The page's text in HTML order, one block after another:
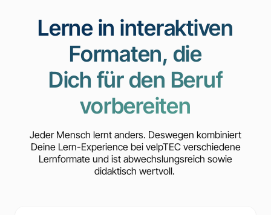
Lerne in interaktiven
Formaten, die
Dich für den Beruf
vorbereiten
Jeder Mensch lernt anders. Deswegen kombiniert
Deine Lern-Experience bei velpTEC verschiedene
Lernformate und ist abwechslungsreich sowie
didaktisch wertvoll.